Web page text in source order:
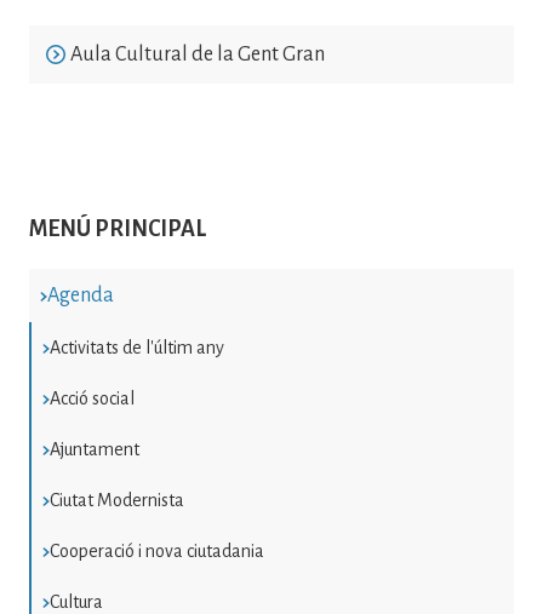
MENÚ PRINCIPAL
Agenda
Activitats de l'últim any
Acció social
Ajuntament
Ciutat Modernista
Cooperació i nova ciutadania
Cultura
Aula Cultural de la Gent Gran